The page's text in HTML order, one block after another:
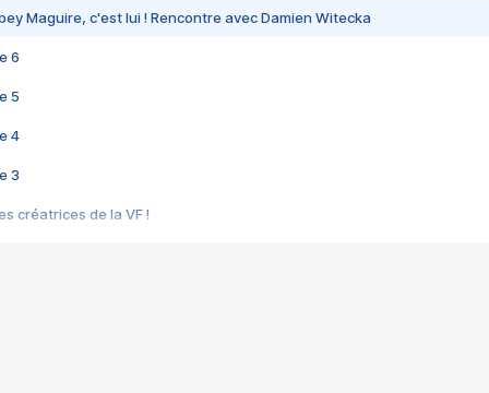
Maguire, c'est lui ! Rencontre avec Damien Witecka
6
5
4
3
créatrices de la VF !